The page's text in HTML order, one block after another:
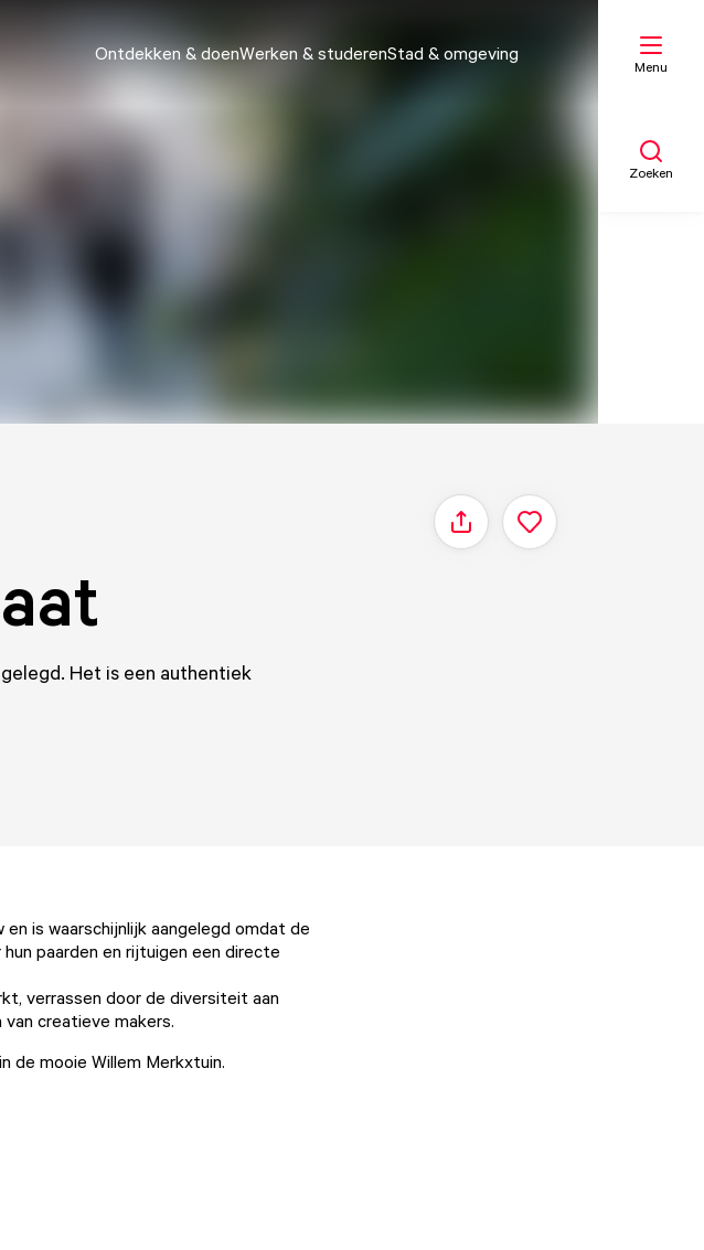
Ontdekken & doenWerken & studerenStad & omgeving
Menu
Zoeken
Delen
Het is een authentiek
is waarschijnlijk aangelegd omdat de
paarden en rijtuigen een directe
verrassen door de diversiteit aan
van creatieve makers.
de mooie Willem Merkxtuin.